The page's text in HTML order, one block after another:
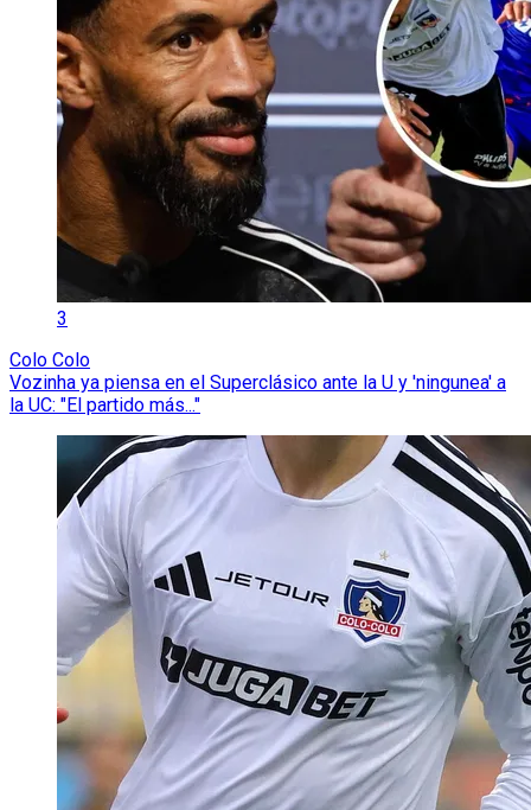
3
Colo Colo
Vozinha ya piensa en el Superclásico ante la U y 'ningunea' a
la UC: "El partido más..."